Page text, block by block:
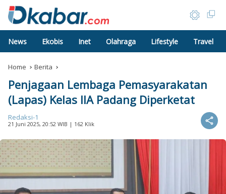
News Ekobis Inet Olahraga Lifestyle Travel
Home Berita
Penjagaan Lembaga Pemasyarakatan
(Lapas) Kelas IIA Padang Diperketat
Redaksi-1
21 Juni 2025, 20:52 WIB | 162 Klik